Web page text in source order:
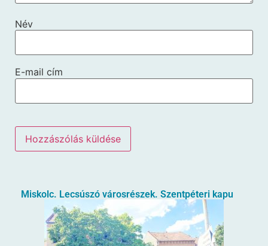
Név
E-mail cím
Miskolc. Lecsúszó városrészek. Szentpéteri kapu